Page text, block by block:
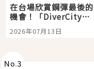
在台場欣賞鋼彈最後的
機會！「DiverCity
Tokyo Plaza」搭船、
購物、美食及夜景，一
2026年07月13日
No.3